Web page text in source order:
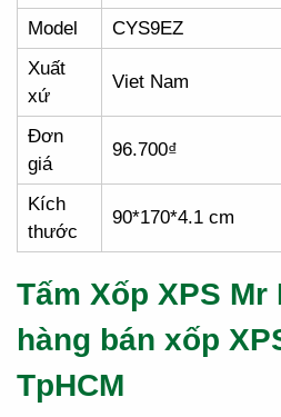
Model
CYS9EZ
Xuất
xứ
Viet Nam
Đơn
giá
96.700₫
Kích
thước
90*170*4.1 cm
Tấm Xốp XPS Mr
hàng bán xốp
TpHCM